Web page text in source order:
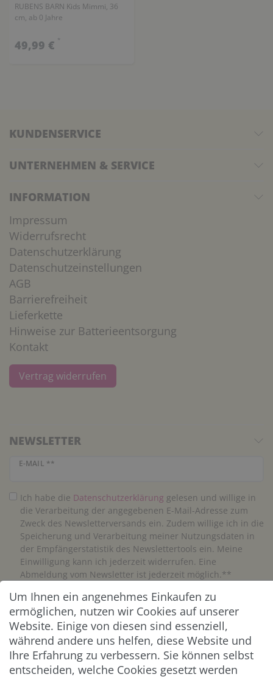
RUBENS BARN Kids Mimmi, 36
cm, ab 0 Jahre
49,99 € *
KUNDENSERVICE
UNTERNEHMEN & SERVICE
INFORMATION
Impressum
Widerrufsrecht
Datenschutzerklärung
Datenschutzeinstellungen
AGB
Barrierefreiheit
Lieferkette
Hinweise zur Batterieentsorgung
Kontakt
Vertrag widerrufen
NEWSLETTER
E-MAIL **
Newsletter Honig
Ich habe die Daten­schutz­erklärung gelesen und willige in
die Verarbeitung der angegebenen E-Mail-Adresse zum
Zweck des Newsletterversands ein. Zudem willige ich in die
Speicherung und Verarbeitung meiner Nutzungsdaten in
der Empfängerstatistik des Newslettertools ein. Meine
Einwilligung kann ich jederzeit widerrufen. Eine
Abmeldung vom Newsletter ist jederzeit möglich.**
Abonnieren
** Hierbei handelt es sich um ein Pflichtfeld.
ZAHLUNG & VERSAND
Um Ihnen ein angenehmes Einkaufen zu
ermöglichen, nutzen wir Cookies auf unserer
Website. Einige von diesen sind essenziell,
während andere uns helfen, diese Website und
Ihre Erfahrung zu verbessern. Sie können selbst
entscheiden, welche Cookies gesetzt werden